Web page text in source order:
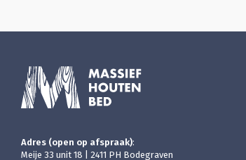
Adres (open op afspraak):
Meije 33 unit 18 | 2411 PH Bodegraven